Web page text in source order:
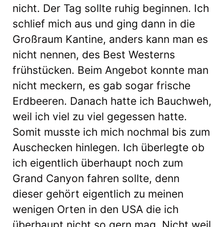
nicht. Der Tag sollte ruhig beginnen. Ich
schlief mich aus und ging dann in die
Großraum Kantine, anders kann man es
nicht nennen, des Best Westerns
frühstücken. Beim Angebot konnte man
nicht meckern, es gab sogar frische
Erdbeeren. Danach hatte ich Bauchweh,
weil ich viel zu viel gegessen hatte.
Somit musste ich mich nochmal bis zum
Auschecken hinlegen. Ich überlegte ob
ich eigentlich überhaupt noch zum
Grand Canyon fahren sollte, denn
dieser gehört eigentlich zu meinen
wenigen Orten in den USA die ich